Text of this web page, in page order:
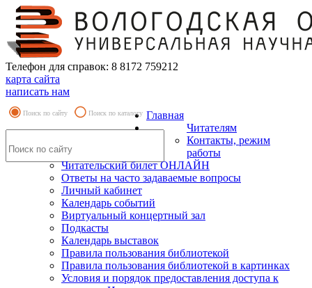
Телефон для справок: 8 8172 759212
карта сайта
написать нам
Поиск по сайту Поиск по каталогу Главная
Читателям
Контакты, режим
работы
Читательский билет ОНЛАЙН
Ответы на часто задаваемые вопросы
Личный кабинет
Календарь событий
Виртуальный концертный зал
Подкасты
Календарь выставок
Правила пользования библиотекой
Правила пользования библиотекой в картинках
Условия и порядок предоставления доступа к